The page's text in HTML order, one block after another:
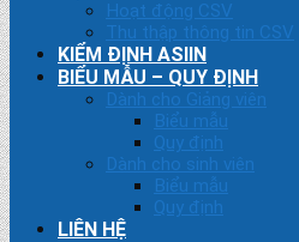
Hoạt động CSV
Thu thập thông tin CSV
KIỂM ĐỊNH ASIIN
BIỂU MẪU – QUY ĐỊNH
Dành cho Giảng viên
Biểu mẫu
Quy định
Dành cho sinh viên
Biểu mẫu
Quy định
LIÊN HỆ